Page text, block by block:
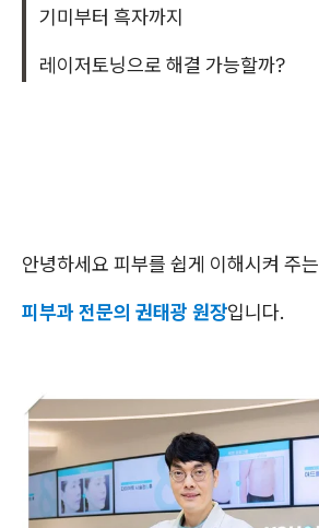
기미부터 흑자까지
레이저토닝으로 해결 가능할까?
안녕하세요 피부를 쉽게 이해시켜 주는
피부과 전문의 권태광 원장입니다.